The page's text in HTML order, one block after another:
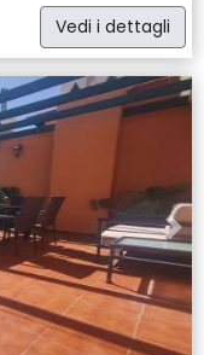
Vedi i dettagli